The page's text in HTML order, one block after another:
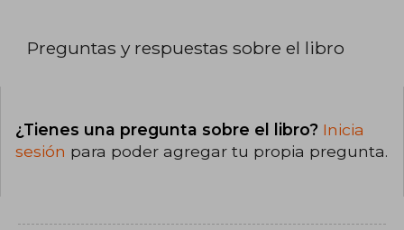
Preguntas y respuestas sobre el libro
¿Tienes una pregunta sobre el libro? Inicia
sesión para poder agregar tu propia pregunta.